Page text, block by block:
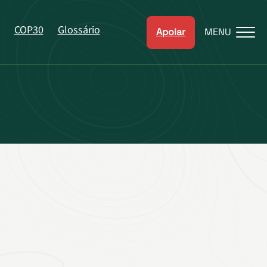
COP30 Glossário Apoiar MENU